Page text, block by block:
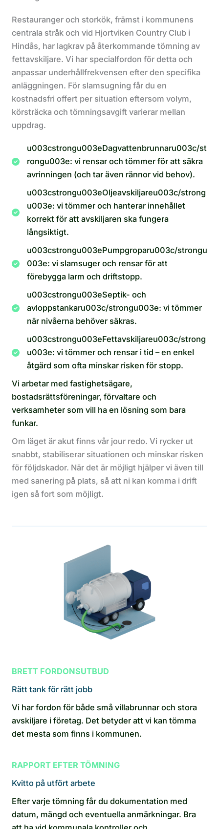
Restauranger och storkök, främst i kommunens
centrala stråk och vid Hjortviken Country Club i
Hindås, har lagkrav på återkommande tömning av
fettavskiljare. Vi har specialfordon för detta och
anpassar underhållfrekvensen efter den specifika
anläggningen. För slamsugning får du en
kostnadsfri offert per situation eftersom volym,
körsträcka och tömningsavgift varierar mellan
uppdrag.
u003cstrongu003eDagvattenbrunnaru003c/st
rongu003e: vi rensar och tömmer för att säkra
avrinningen (och tar även rännor vid behov).
u003cstrongu003eOljeavskiljareu003c/strong
u003e: vi tömmer och hanterar innehållet
korrekt för att avskiljaren ska fungera
långsiktigt.
u003cstrongu003ePumpgroparu003c/strongu
003e: vi slamsuger och rensar för att
förebygga larm och driftstopp.
u003cstrongu003eSeptik- och
avloppstankaru003c/strongu003e: vi tömmer
när nivåerna behöver säkras.
u003cstrongu003eFettavskiljareu003c/strong
u003e: vi tömmer och rensar i tid – en enkel
åtgärd som ofta minskar risken för stopp.
Vi arbetar med fastighetsägare,
bostadsrättsföreningar, förvaltare och
verksamheter som vill ha en lösning som bara
funkar.
Om läget är akut finns vår jour redo. Vi rycker ut
snabbt, stabiliserar situationen och minskar risken
för följdskador. När det är möjligt hjälper vi även till
med sanering på plats, så att ni kan komma i drift
igen så fort som möjligt.
BRETT FORDONSUTBUD
Rätt tank för rätt jobb
Vi har fordon för både små villabrunnar och stora
avskiljare i företag. Det betyder att vi kan tömma
det mesta som finns i kommunen.
RAPPORT EFTER TÖMNING
Kvitto på utfört arbete
Efter varje tömning får du dokumentation med
datum, mängd och eventuella anmärkningar. Bra